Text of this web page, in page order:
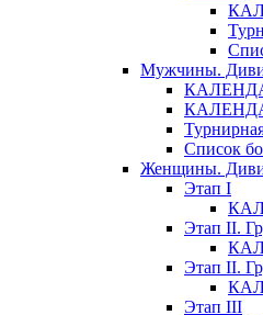
Мужчины.
Список
Женщины.
Этап I
Этап II.
Этап II.
Этап III